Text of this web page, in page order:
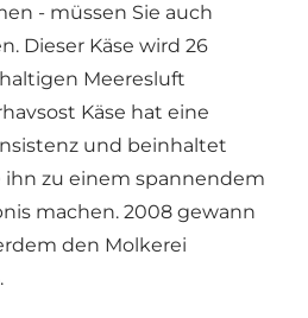
- müssen Sie auch
Dieser Käse wird 26
Meeresluft
Käse hat eine
und beinhaltet
ihn zu einem spannendem
machen. 2008 gewann
den Molkerei